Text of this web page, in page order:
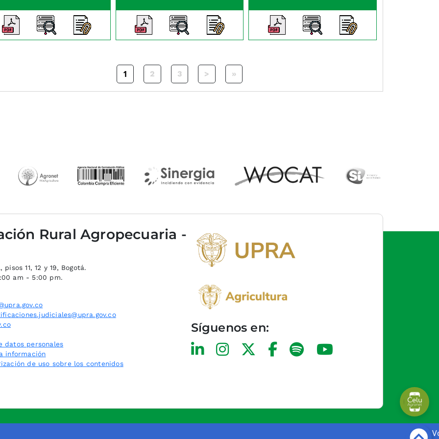
1 2 3 > Siguiente página
»Última página
Rural Agropecuaria -
11, 12 y 19, Bogotá.
am - 5:00 pm.
datos personales
información
de uso sobre los contenidos
Síguenos en: